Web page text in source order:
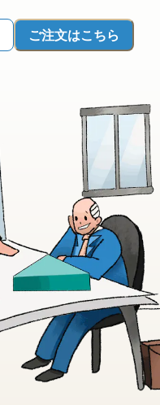
ご注文はこちら